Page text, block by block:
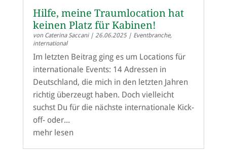
Hilfe, meine Traumlocation hat
keinen Platz für Kabinen!
von Caterina Saccani| 26.06.2025| Eventbranche,
international
Im letzten Beitrag ging es um Locations für
internationale Events: 14 Adressen in
Deutschland, die mich in den letzten Jahren
richtig überzeugt haben. Doch vielleicht
suchst Du für die nächste internationale Kick-
off- oder...
mehr lesen